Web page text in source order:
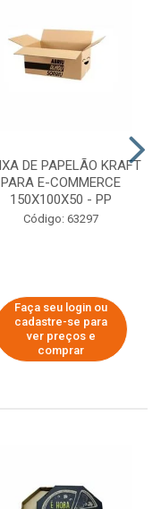
DE PAPELÃO KRAFT
PARA E-COMMERCE
150X100X50 - PP
Código: 63297
Faça seu login ou
cadastre-se para
ver preços e
comprar